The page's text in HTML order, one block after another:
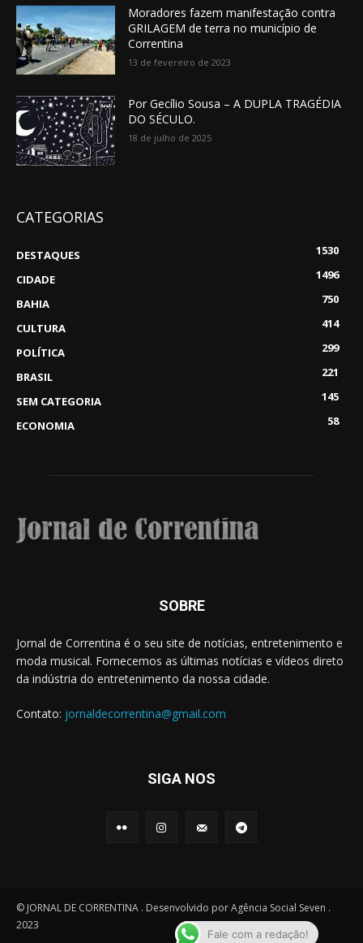
Moradores fazem manifestação contra
GRILAGEM de terra no município de
Correntina
13 de fevereiro de 2023
Por Gecílio Sousa – A DUPLA TRAGÉDIA
DO SÉCULO.
18 de julho de 2025
CATEGORIAS
DESTAQUES
1530
CIDADE
1496
BAHIA
750
CULTURA
414
POLÍTICA
299
BRASIL
221
SEM CATEGORIA
145
ECONOMIA
58
SOBRE
Jornal de Correntina é o seu site de notícias, entretenimento e
moda musical. Fornecemos as últimas notícias e vídeos direto
da indústria do entretenimento da nossa cidade.
Contato: jornaldecorrentina@gmail.com
SIGA NOS
© JORNAL DE CORRENTINA . Desenvolvido por Agência Social Seven .
2023
Fale com a redação!